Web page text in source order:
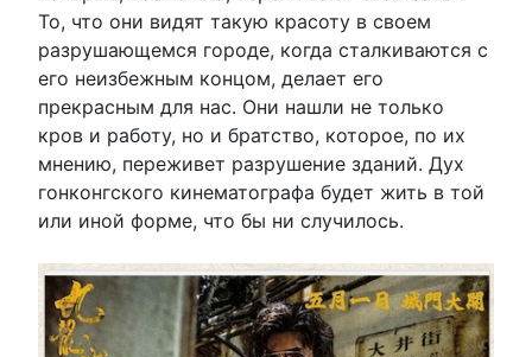
То, что они видят такую красоту в своем
разрушающемся городе, когда сталкиваются с
его неизбежным концом, делает его
прекрасным для нас. Они нашли не только
кров и работу, но и братство, которое, по их
мнению, переживет разрушение зданий. Дух
гонконгского кинематографа будет жить в той
или иной форме, что бы ни случилось.